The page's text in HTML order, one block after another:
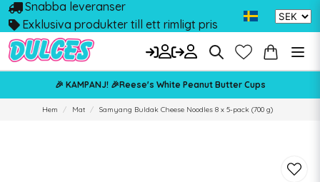
Snabba leveranser
Exklusiva produkter till ett rimligt pris
🎉 KAMPANJ! 🎉Reese's White Peanut Butter Cups
Hem Mat Samyang Buldak Cheese Noodles 8 x 5-pack (700 g)